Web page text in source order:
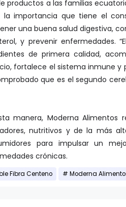
productos a las familias
la importancia que tiene el
una buena salud digestiva,
y prevenir enfermedades.
de primera calidad,
fortalece el sistema inmune y
que es el segundo
manera, Moderna Alimentos
nutritivos y de la más
para impulsar un
crónicas.
Fibra Centeno Moderna